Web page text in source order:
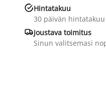
Hintatakuu
30 päivän
Joustava toimitus
Sinun valitsemasi